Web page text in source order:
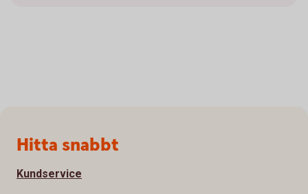
Sidfot
Hitta snabbt
Kundservice